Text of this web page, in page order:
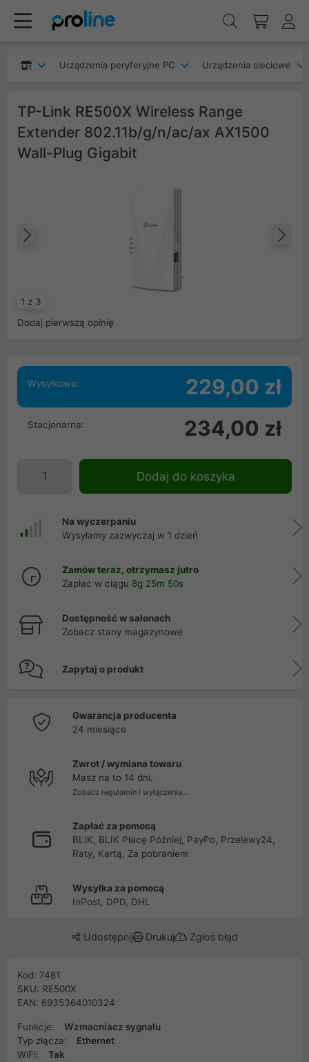
Urządzenia peryferyjne PC Urządzenia sieciowe
TP-Link RE500X Wireless Range
Extender 802.11b/g/n/ac/ax AX1500
Wall-Plug Gigabit
1 z 3
Dodaj pierwszą opinię
Wysyłkowa: 229,00 zł
Stacjonarna: 234,00 zł
Dodaj do koszyka
Na wyczerpaniu
Wysyłamy zazwyczaj w 1 dzień
Zamów teraz, otrzymasz jutro
Zapłać w ciągu 8g 25m 49s
Dostępność w salonach
Zobacz stany magazynowe
Zapytaj o produkt
Gwarancja producenta
24 miesiące
Zwrot / wymiana towaru
Masz na to 14 dni.
Zobacz regulamin i wyłączenia...
Zapłać za pomocą
BLIK, BLIK Płacę Później, PayPo, Przelewy24,
Raty, Kartą, Za pobraniem
Wysyłka za pomocą
InPost, DPD, DHL
Udostępnij Drukuj Zgłoś błąd
Kod: 7481
SKU: RE500X
EAN: 6935364010324
Funkcje:
Wzmacniacz sygnału
Typ złącza:
Ethernet
WiFi:
Tak